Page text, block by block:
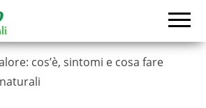
cos’è, sintomi e cosa fare